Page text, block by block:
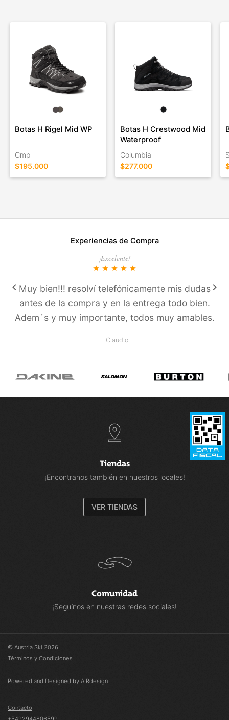
Botas H Rigel Mid WP
Cmp
$195.000
Botas H Crestwood Mid
Waterproof
Columbia
$277.000
Experiencias de Compra
¡Excelente!
star star star star star
Muy bien!!! resolví­ telefónicamente mis dudas
antes de la compra y en la entrega todo bien.
Adem´s y muy importante, todos muy amables.
– Claudio
keyboard_arrow_left keyboard_arrow_right
Tiendas
¡Encontranos también en nuestros locales!
VER TIENDAS
Comunidad
¡Seguínos en nuestras redes sociales!
© Austria Ski 2026
Términos y Condiciones
Powered and Designed by AIRdesign
Contacto